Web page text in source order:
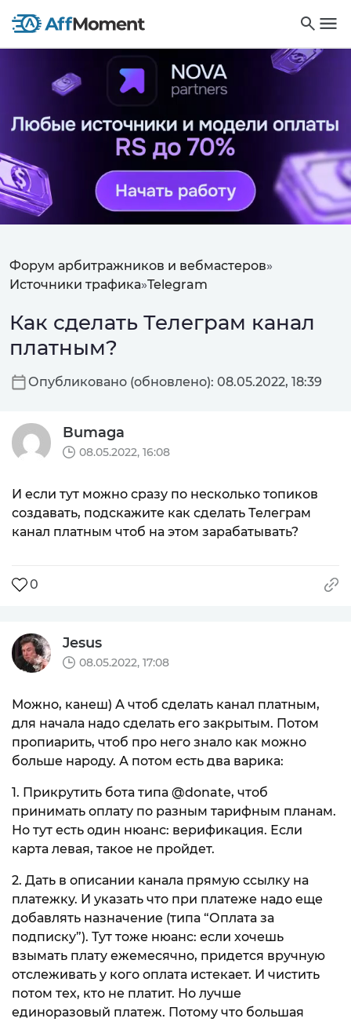
Форум арбитражников и вебмастеров»
Источники трафика»Telegram
Как сделать Телеграм канал
платным?
Опубликовано (обновлено): 08.05.2022, 18:39
Bumaga
08.05.2022, 16:08
И если тут можно сразу по несколько топиков
создавать, подскажите как сделать Телеграм
канал платным чтоб на этом зарабатывать?
0
Jesus
08.05.2022, 17:08
Можно, канеш) А чтоб сделать канал платным,
для начала надо сделать его закрытым. Потом
пропиарить, чтоб про него знало как можно
больше народу. А потом есть два варика:
1. Прикрутить бота типа @donate, чтоб
принимать оплату по разным тарифным планам.
Но тут есть один нюанс: верификация. Если
карта левая, такое не пройдет.
2. Дать в описании канала прямую ссылку на
платежку. И указать что при платеже надо еще
добавлять назначение (типа “Оплата за
подписку”). Тут тоже нюанс: если хочешь
взымать плату ежемесячно, придется вручную
отслеживать у кого оплата истекает. И чистить
потом тех, кто не платит. Но лучше
единоразовый платеж. Потому что большая